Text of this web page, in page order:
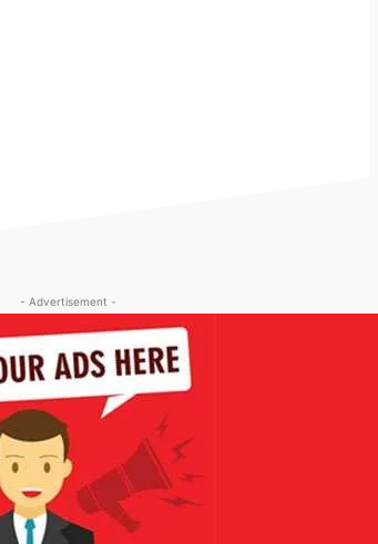
- Advertisement -